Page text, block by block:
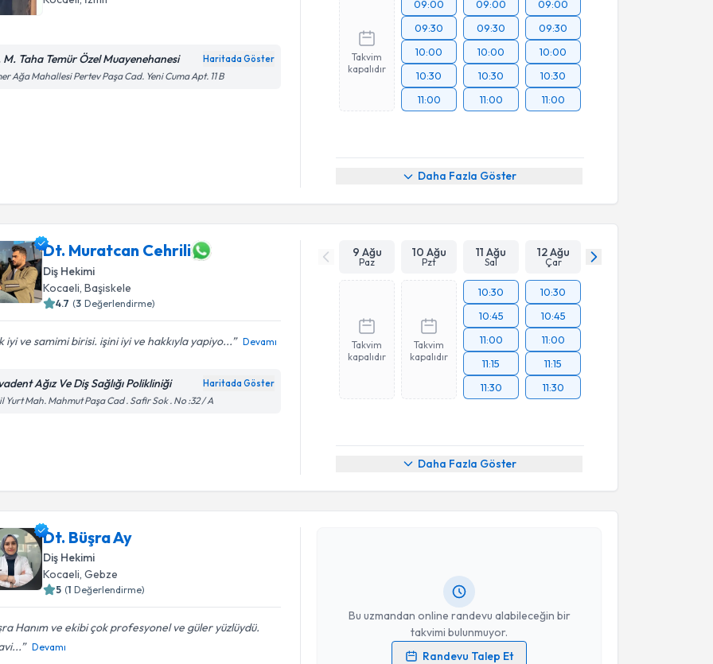
M. Taha Temür Özel Muayenehanesi Haritada Göster
Ağa Mahallesi Pertev Paşa Cad. Yeni Cuma Apt. 11 B
Takvim
kapalıdır
09:00
09:30
10:00
10:30
11:00
09:00
09:30
10:00
10:30
11:00
09:00
09:30
10:00
10:30
11:00
Daha Fazla Göster
Dt. Muratcan Cehrili
Diş Hekimi
Kocaeli , Başiskele
4.7 (3 Değerlendirme)
iyi ve samimi birisi. işini iyi ve hakkıyla yapiyo... Devamı
Ağız Ve Diş Sağlığı Polikliniği Haritada Göster
Yurt Mah. Mahmut Paşa Cad . Safir Sok . No :32 / A
9 Ağu
Paz
10 Ağu
Pzt
11 Ağu
Sal
12 Ağu
Çar
Takvim
kapalıdır
Takvim
kapalıdır
10:30
10:45
11:00
11:15
11:30
10:30
10:45
11:00
11:15
11:30
Daha Fazla Göster
Dt. Büşra Ay
Diş Hekimi
Kocaeli, Gebze
5 (1 Değerlendirme)
Hanım ve ekibi çok profesyonel ve güler yüzlüydü.
Devamı
Bu uzmandan online randevu alabileceğin bir
takvimi bulunmuyor.
Randevu Talep Et
Randevu Takvimi Talebi
Dt. Büşra Ay